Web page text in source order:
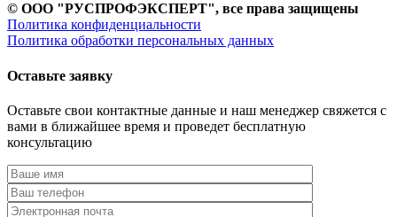
© ООО "РУСПРОФЭКСПЕРТ", все права защищены
Политика конфиденциальности
Политика обработки персональных данных
Оставьте заявку
Оставьте свои контактные данные и наш менеджер свяжется с
вами в ближайшее время и проведет бесплатную
консультацию